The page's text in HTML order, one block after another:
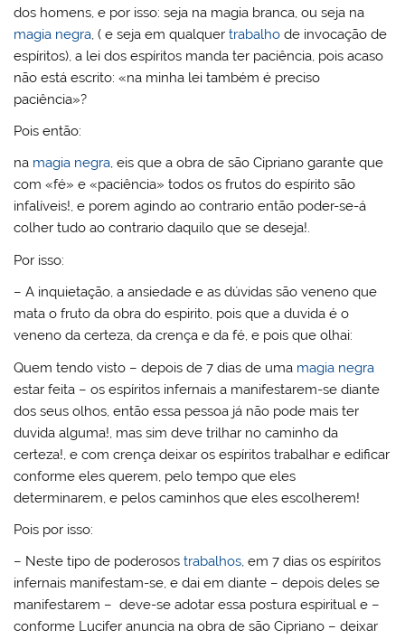
dos homens, e por isso: seja na magia branca, ou seja na
magia negra, ( e seja em qualquertrabalho de invocação de
espíritos), a lei dos espíritos manda ter paciência, pois acaso
não está escrito: «na minha lei também é preciso
paciência»?
Pois então:
na magia negra, eis que a obra de são Cipriano garante que
com «fé» e «paciência» todos os frutos do espírito são
infalíveis!, e porem agindo ao contrario então poder-se-á
colher tudo ao contrario daquilo que se deseja!.
Por isso:
– A inquietação, a ansiedade e as dúvidas são veneno que
mata o fruto da obra do espirito, pois que a duvida é o
veneno da certeza, da crença e da fé, e pois que olhai:
Quem tendo visto – depois de 7 dias de uma magia negra
estar feita – os espíritos infernais a manifestarem-se diante
dos seus olhos, então essa pessoa já não pode mais ter
duvida alguma!, mas sim deve trilhar no caminho da
certeza!, e com crença deixar os espíritos trabalhar e edificar
conforme eles querem, pelo tempo que eles
determinarem, e pelos caminhos que eles escolherem!
Pois por isso:
– Neste tipo de poderosostrabalhos, em 7 dias os espíritos
infernais manifestam-se, e dai em diante – depois deles se
manifestarem – deve-se adotar essa postura espiritual e –
conforme Lucifer anuncia na obra de são Cipriano – deixar